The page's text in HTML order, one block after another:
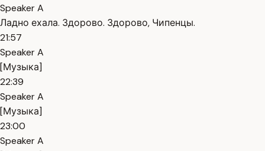
Speaker A
Ладно ехала. Здорово. Здорово, Чипенцы.
21:57
Speaker A
[Музыка]
22:39
Speaker A
[Музыка]
23:00
Speaker A